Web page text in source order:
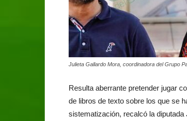
Julieta Gallardo Mora, coordinadora del Grupo
Resulta aberrante pretender jugar
de libros de texto sobre los que se
sistematización, recalcó la